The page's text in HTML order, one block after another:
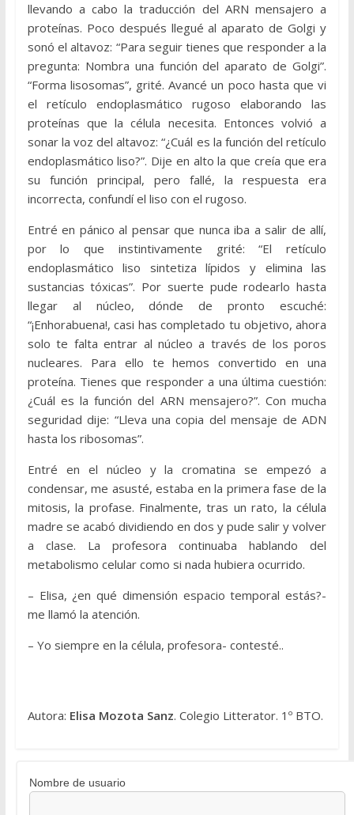
llevando a cabo la traducción del ARN mensajero a
proteínas. Poco después llegué al aparato de Golgi y
sonó el altavoz: “Para seguir tienes que responder a la
pregunta: Nombra una función del aparato de Golgi”.
“Forma lisosomas”, grité. Avancé un poco hasta que vi
el retículo endoplasmático rugoso elaborando las
proteínas que la célula necesita. Entonces volvió a
sonar la voz del altavoz: “¿Cuál es la función del retículo
endoplasmático liso?”. Dije en alto la que creía que era
su función principal, pero fallé, la respuesta era
incorrecta, confundí el liso con el rugoso.
Entré en pánico al pensar que nunca iba a salir de allí,
por lo que instintivamente grité: “El retículo
endoplasmático liso sintetiza lípidos y elimina las
sustancias tóxicas”. Por suerte pude rodearlo hasta
llegar al núcleo, dónde de pronto escuché:
“¡Enhorabuena!, casi has completado tu objetivo, ahora
solo te falta entrar al núcleo a través de los poros
nucleares. Para ello te hemos convertido en una
proteína. Tienes que responder a una última cuestión:
¿Cuál es la función del ARN mensajero?”. Con mucha
seguridad dije: “Lleva una copia del mensaje de ADN
hasta los ribosomas”.
Entré en el núcleo y la cromatina se empezó a
condensar, me asusté, estaba en la primera fase de la
mitosis, la profase. Finalmente, tras un rato, la célula
madre se acabó dividiendo en dos y pude salir y volver
a clase. La profesora continuaba hablando del
metabolismo celular como si nada hubiera ocurrido.
– Elisa, ¿en qué dimensión espacio temporal estás?-
me llamó la atención.
– Yo siempre en la célula, profesora- contesté..
Autora: Elisa Mozota Sanz. Colegio Litterator. 1º BTO.
Nombre de usuario